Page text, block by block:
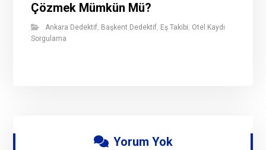
Çözmek Mümkün Mü?
Ankara Dedektif, Başkent Dedektif, Eş Takibi, Otel Kaydı
Sorgulama
Yorum Yok